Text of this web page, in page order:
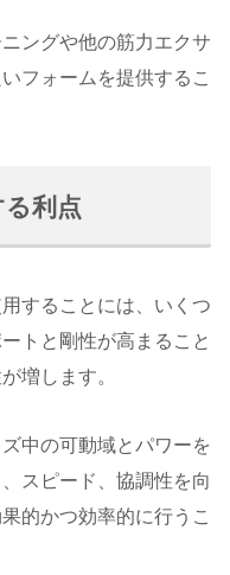
ングや他の筋力エクサ
フォームを提供するこ
利点
することには、いくつ
トと剛性が高まること
増します。
中の可動域とパワーを
スピード、協調性を向
的かつ効率的に行うこ